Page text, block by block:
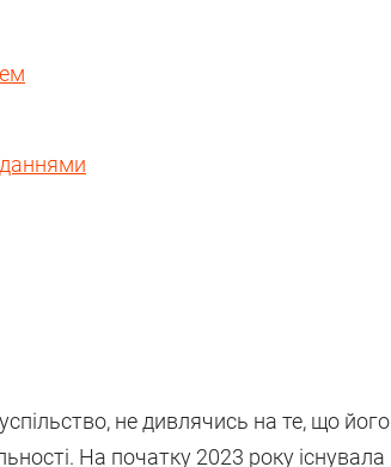
не дивлячись на те, що його
На початку 2023 року існувала